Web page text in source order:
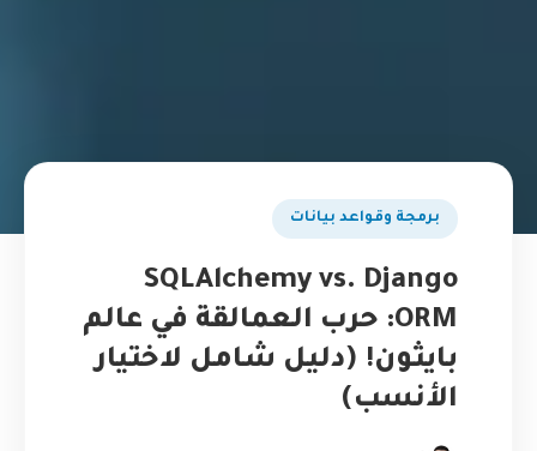
برمجة وقواعد بيانات
SQLAlchemy vs. Django
ORM: حرب العمالقة في عالم
بايثون! (دليل شامل لاختيار
الأنسب)